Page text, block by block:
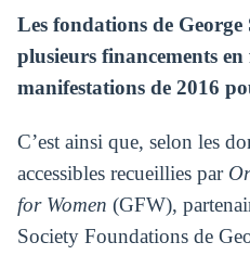
Les fondations de George
plusieurs financements en
manifestations de 2016
C’est ainsi que, selon les
accessibles recueillies par
for Women (GFW),
Society Foundations de